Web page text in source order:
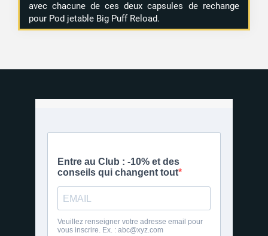
avec chacune de ces deux capsules de rechange
pour Pod jetable Big Puff Reload.